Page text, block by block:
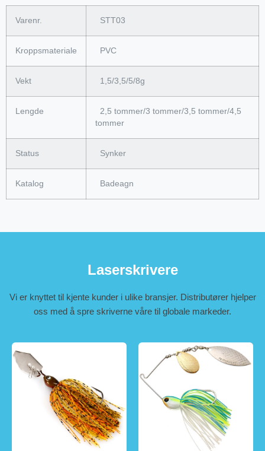
Varenr. STT03
Kroppsmateriale PVC
Vekt 1,5/3,5/5/8g
Lengde
2,5 tommer/3 tommer/3,5 tommer/4,5
tommer
Status Synker
Katalog Badeagn
Laserskrivere
Vi er knyttet til kjente kunder i ulike bransjer. Distributører hjelper
oss med å spre skriverne våre til globale markeder.